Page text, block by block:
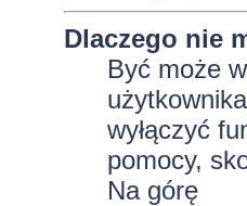
Dlaczego nie
Być może
wyłączyć
pomocy,
Na górę